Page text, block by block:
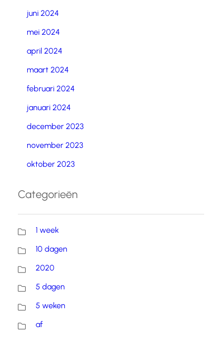
juni 2024
mei 2024
april 2024
maart 2024
februari 2024
januari 2024
december 2023
november 2023
oktober 2023
Categorieën
1 week
10 dagen
2020
5 dagen
5 weken
af